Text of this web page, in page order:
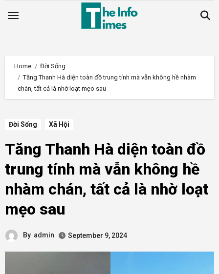
Home
Đời Sống
Tăng Thanh Hà diện toàn đồ trung tính mà vẫn không hề nhàm
chán, tất cả là nhờ loạt mẹo sau
Đời Sống Xã Hội
Tăng Thanh Hà diện toàn đồ
trung tính mà vẫn không hề
nhàm chán, tất cả là nhờ loạt
mẹo sau
By admin September 9, 2024